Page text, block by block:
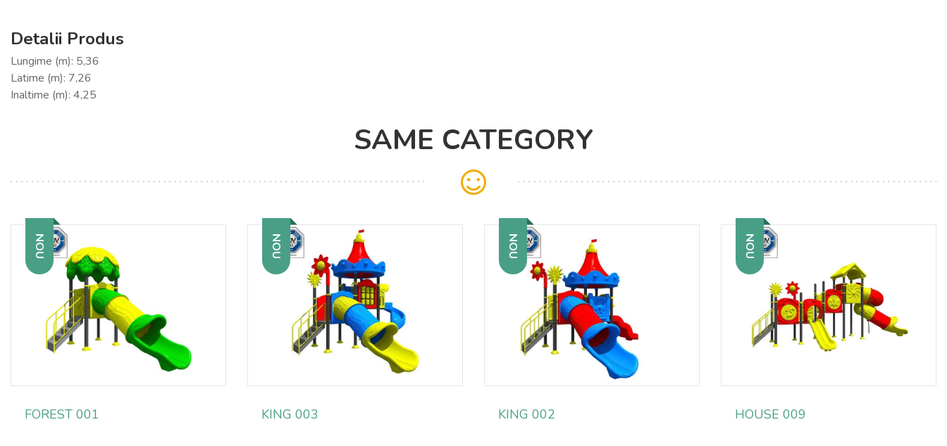
Detalii Produs
Lungime (m): 5,36
Latime (m): 7,26
Inaltime (m): 4,25
SAME CATEGORY
NOU
FOREST 001
NOU
KING 003
NOU
KING 002
NOU
HOUSE 009